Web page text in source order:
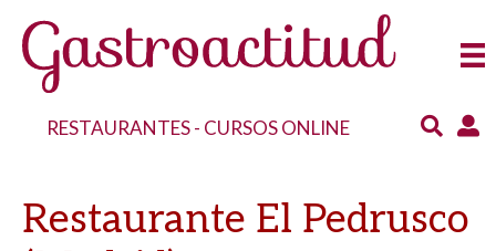
RESTAURANTES- CURSOS ONLINE
Restaurante El Pedrusco